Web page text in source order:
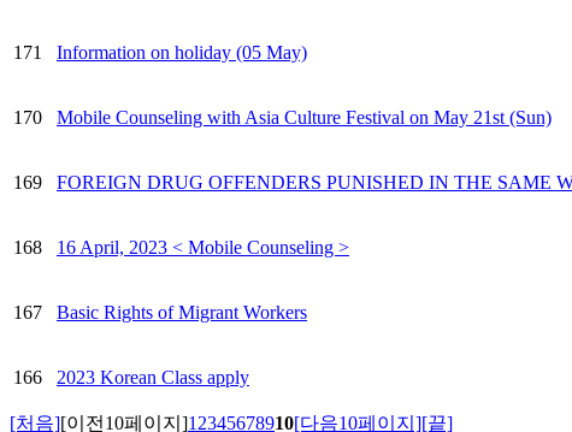
171 Information on holiday (05 May)
170 Mobile Counseling with Asia Culture Festival on May 21st (Sun)
169 FOREIGN DRUG OFFENDERS PUNISHED IN THE SAME
168 16 April, 2023 < Mobile Counseling >
167 Basic Rights of Migrant Workers
166 2023 Korean Class apply
[처음][이전10페이지]1 2345678910[다음10페이지][끝]